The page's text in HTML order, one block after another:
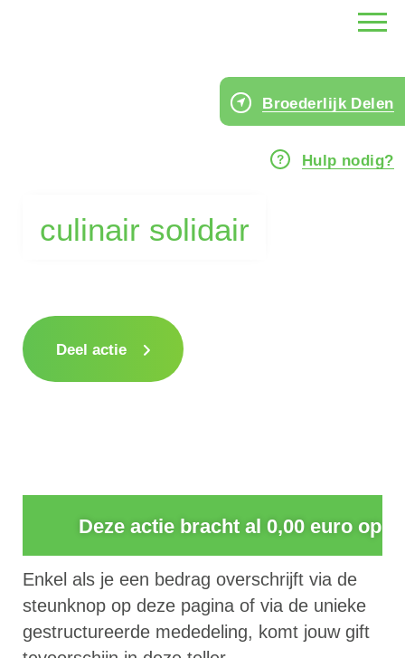
culinair solidair
Broederlijk Delen
Hulp nodig?
Deel actie
Deze actie bracht al 0,00 euro op
Enkel als je een bedrag overschrijft via de
steunknop op deze pagina of via de unieke
gestructureerde mededeling, komt jouw gift